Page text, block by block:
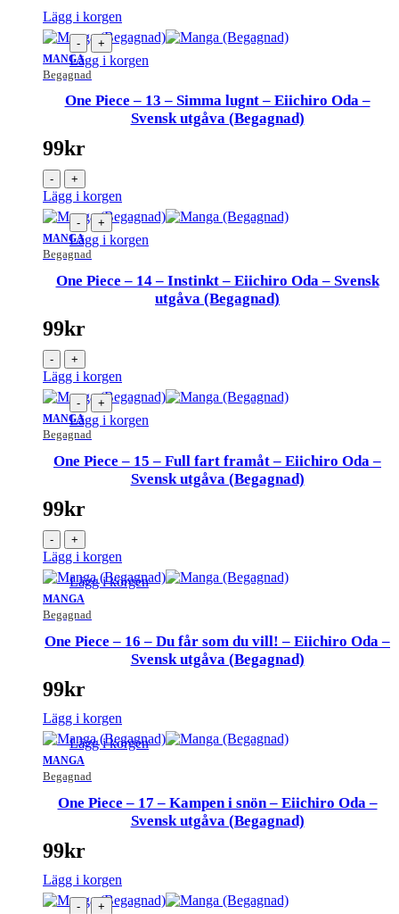
Lägg i korgen
MANGA
Begagnad
- +
Lägg i korgen
One Piece – 13 – Simma lugnt – Eiichiro Oda –
Svensk utgåva (Begagnad)
99kr
- +
Lägg i korgen
MANGA
Begagnad
- +
Lägg i korgen
One Piece – 14 – Instinkt – Eiichiro Oda – Svensk
utgåva (Begagnad)
99kr
- +
Lägg i korgen
MANGA
Begagnad
- +
Lägg i korgen
One Piece – 15 – Full fart framåt – Eiichiro Oda –
Svensk utgåva (Begagnad)
99kr
- +
Lägg i korgen
MANGA
Begagnad
Lägg i korgen
One Piece – 16 – Du får som du vill! – Eiichiro Oda –
Svensk utgåva (Begagnad)
99kr
Lägg i korgen
MANGA
Begagnad
Lägg i korgen
One Piece – 17 – Kampen i snön – Eiichiro Oda –
Svensk utgåva (Begagnad)
99kr
Lägg i korgen
- +